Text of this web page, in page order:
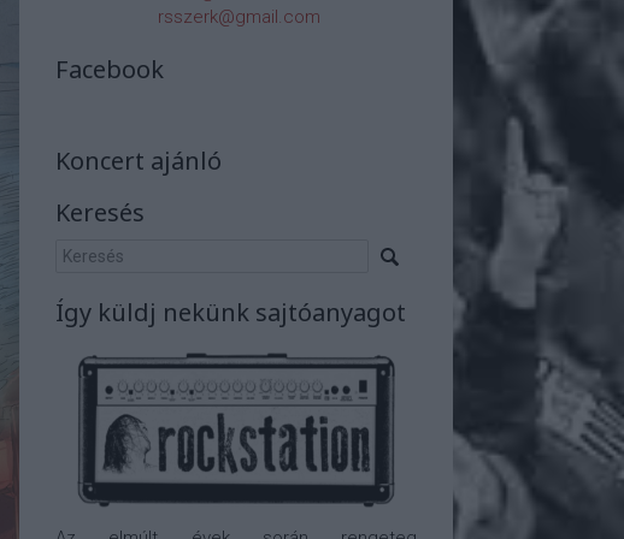
rsszerk@gmail.com
Facebook
Koncert ajánló
Keresés
Így küldj nekünk sajtóanyagot